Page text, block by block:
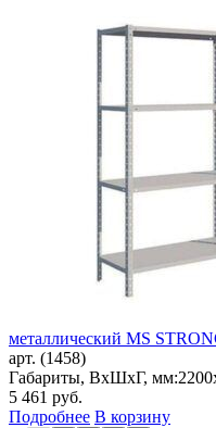
металлический MS
арт. (1458)
Габариты, ВxШxГ, мм:
5 461 руб.
Подробнее В корзину